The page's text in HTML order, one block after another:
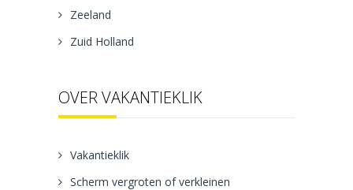
Zeeland
Zuid Holland
OVER VAKANTIEKLIK
Vakantieklik
Scherm vergroten of verkleinen